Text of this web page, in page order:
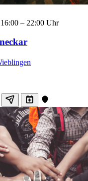
16:00 – 22:00 Uhr